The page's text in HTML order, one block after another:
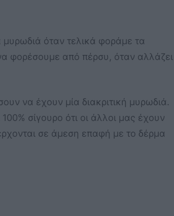
όταν τελικά φοράμε τα
φορέσουμε από πέρσυ, όταν αλλάζει
να έχουν μία διακριτική μυρωδιά.
σίγουρο ότι οι άλλοι μας έχουν
σε άμεση επαφή με το δέρμα